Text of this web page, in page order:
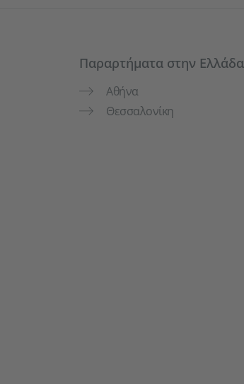
Service- undΠαραρτήματα στην Ελλάδα
Αθήνα
Θεσσαλονίκη